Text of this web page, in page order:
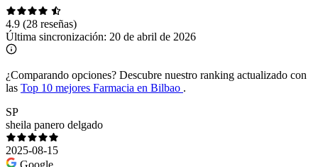
4.9 (28 reseñas)
Última sincronización: 20 de abril de 2026
¿Comparando opciones? Descubre nuestro ranking actualizado con
las Top 10 mejores Farmacia en Bilbao .
SP
sheila panero delgado
2025-08-15